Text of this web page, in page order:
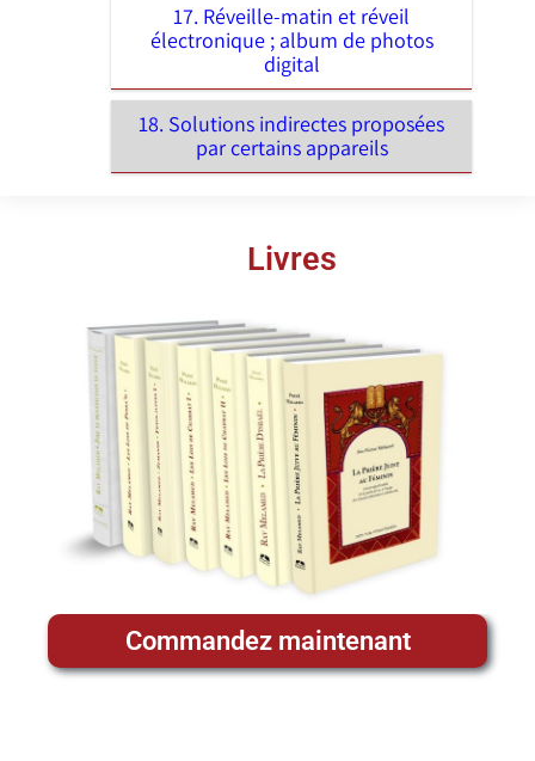
17. Réveille-matin et réveil
électronique ; album de photos
digital
18. Solutions indirectes proposées
par certains appareils
Livres
Commandez maintenant